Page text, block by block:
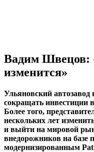
Вадим Швецов:
изменится»
Ульяновский автозавод
сокращать инвестиции
Более того,
нескольких лет
и выйти на мировой
внедорожников на базе
модернизированным